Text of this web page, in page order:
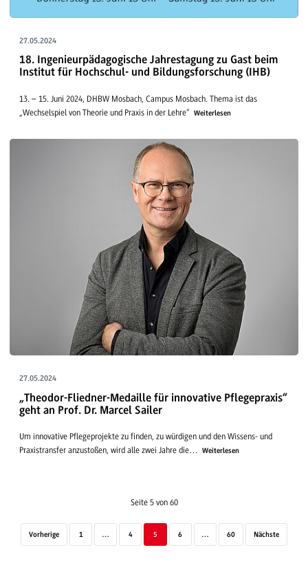
27.05.2024
18. Ingenieurpädagogische Jahrestagung zu Gast beim
Institut für Hochschul- und Bildungsforschung (IHB)
13. – 15. Juni 2024, DHBW Mosbach, Campus Mosbach. Thema ist das
„Wechselspiel von Theorie und Praxis in der Lehre“
Weiterlesen
27.05.2024
„Theodor-Fliedner-Medaille für innovative Pflegepraxis“
geht an Prof. Dr. Marcel Sailer
Um innovative Pflegeprojekte zu finden, zu würdigen und den Wissens- und
Praxistransfer anzustoßen, wird alle zwei Jahre die…
Weiterlesen
Seite 5 von 60
Vorherige 1 … 4 5 6 … 60 Nächste